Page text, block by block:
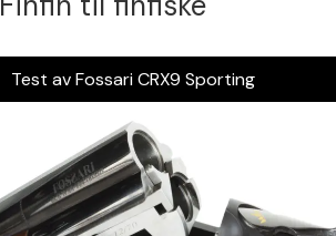
Test av Fossari CRX9 Sporting